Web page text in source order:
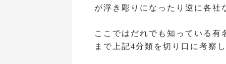
が浮き彫りになったり逆に各
ここではだれでも知っている
まで上記4分類を切り口に考察